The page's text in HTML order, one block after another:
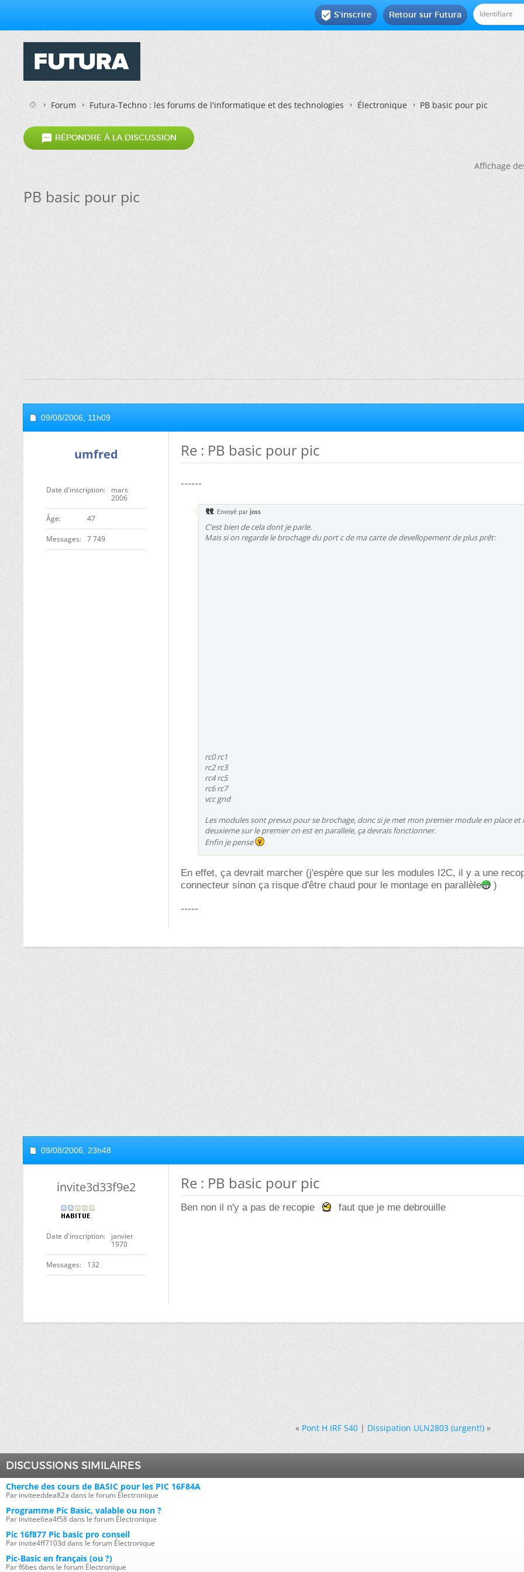
Retour sur Futura
 S'inscrire
Forum Futura-Techno : les forums de l'informatique et des technologies Électronique PB basic pour pic
 RÉPONDRE À LA DISCUSSION
Affichage
PB basic pour pic
09/08/2006, 11h09
umfred
Date d'inscription
mars
2006
ge 47
Messages 7 749
Re : PB basic pour pic
------
Envoyé par joss
C'est bien de cela dont je parle.
Mais si on regarde le brochage du port c de ma carte de devellopement de plus prêt:
rc0 rc1
rc2 rc3
rc4 rc5
rc6 rc7
vcc gnd
Les modules sont prevus pour se brochage, donc si je met mon premier module en place et
deuxieme sur le premier on est en parallele, ça devrais fonctionner.
Enfin je pense
En effet, ça devrait marcher (j'espère que sur les modules I2C, il y a une
connecteur sinon ça risque d'être chaud pour le montage en parallèle
)
-----
09/08/2006, 23h48
invite3d33f9e2
Date d'inscription
janvier
1970
Messages 132
Re : PB basic pour pic
Ben non il n'y a pas de recopie faut que je me debrouille
« Pont H IRF 540|Dissipation ULN2803 (urgent!) »
DISCUSSIONS SIMILAIRES
Cherche des cours de BASIC pour les PIC 16F84A
Par inviteeddea82a dans le forum Électronique
Programme Pic Basic, valable ou non ?
Par invitee6ea4f58 dans le forum Électronique
Pic 16f877 Pic basic pro conseil
Par invite4ff7103d dans le forum Électronique
Pic-Basic en français (ou ?)
Par f6bes dans le forum Électronique